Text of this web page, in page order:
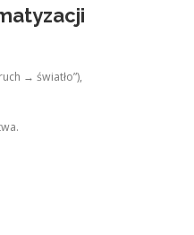
→ światło”),